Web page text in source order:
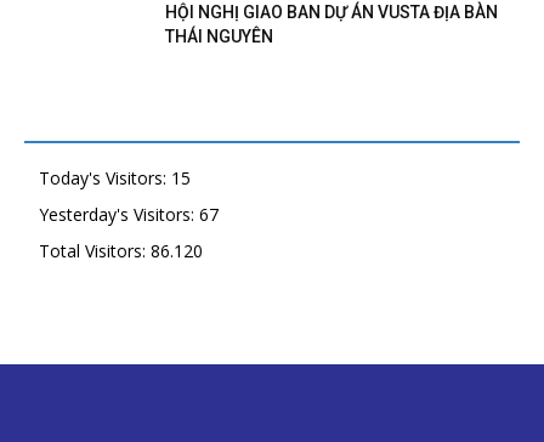
HỘI NGHỊ GIAO BAN DỰ ÁN VUSTA ĐỊA BÀN
THÁI NGUYÊN
Today's Visitors: 15
Yesterday's Visitors: 67
Total Visitors: 86.120